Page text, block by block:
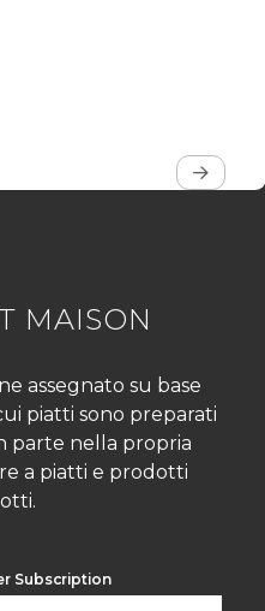
MAISON
assegnato su base
piatti sono preparati
parte nella propria
a piatti e prodotti
Subscription